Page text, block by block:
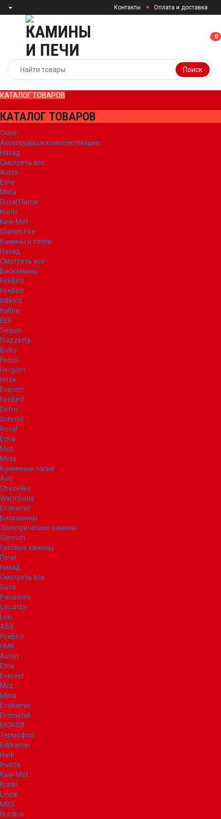
Контакты Оплата и доставка
Поиск
00
КАТАЛОГ ТОВАРОВ
КАТАЛОГ ТОВАРОВ
Close
Аксессуары и комплектующие
Назад
Смотреть все
Astov
Etna
Meta
Royal Flame
Kratki
Kaw-Met
Glamm Fire
Камины и топки
Назад
Смотреть все
Биокамины
FireBird
FireBird
IldNord
Kalfire
BEF
Seguin
Piazzetta
Boley
Focus
Hergom
Hitze
Everest
FireBird
Defro
Schmid
Rocal
Echa
Mcz
Meta
Каминные топки
Axis
Chazelles
Warmhaus
Ecokamin
Биокамины
Электрические камины
Glenrich
Газовые камины
Печи
Назад
Смотреть все
Guca
Panadero
Lacunza
Loki
ABX
FireBird
НМК
Aston
Etna
Everest
Mcz
Meta
Ecokamin
Prometall
MORSØ
Термофор
Edilkamin
Hark
Invicta
Kaw-Met
Kratki
Lincar
MBS
Nordica